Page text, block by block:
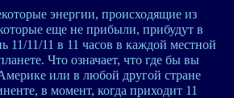
энергии, происходящие из
еще не прибыли, прибудут в
11/11/11 в 11 часов в каждой местной
Что означает, что где бы вы
или в любой другой стране
в момент, когда приходит 11